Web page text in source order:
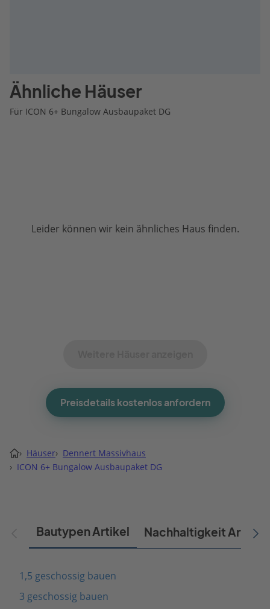
Ähnliche Häuser
Für ICON 6+ Bungalow Ausbaupaket DG
Leider können wir kein ähnliches Haus finden.
Preisdetails kostenlos anfordern
› Häuser› Dennert Massivhaus
› ICON 6+ Bungalow Ausbaupaket DG
Bautypen Artikel Nachhaltigkeit Artikel
1,5 geschossig bauen
3 geschossig bauen